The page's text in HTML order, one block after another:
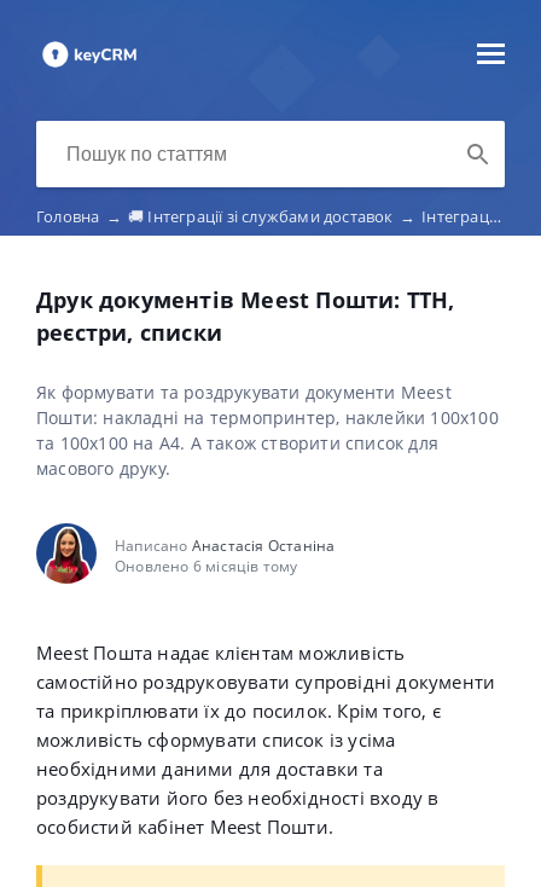
Головна → 🚚 Інтеграції зі службами доставок → Інтеграція з Meest Пошта
Друк документів Meest Пошти: ТТН,
реєстри, списки
Як формувати та роздрукувати документи Meest
Пошти: накладні на термопринтер, наклейки 100x100
та 100х100 на А4. А також створити список для
масового друку.
Написано Анастасія Останіна
Оновлено 6 місяців тому
Meest Пошта надає клієнтам можливість
самостійно роздруковувати супровідні документи
та прикріплювати їх до посилок. Крім того, є
можливість сформувати список із усіма
необхідними даними для доставки та
роздрукувати його без необхідності входу в
особистий кабінет Meest Пошти.